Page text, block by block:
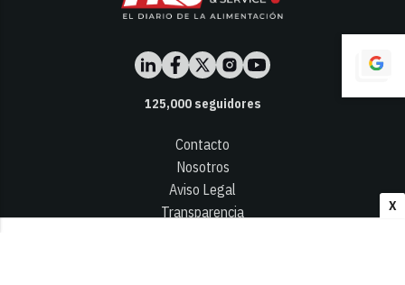
X
125,000seguidores
Contacto
Nosotros
Aviso Legal
Transparencia